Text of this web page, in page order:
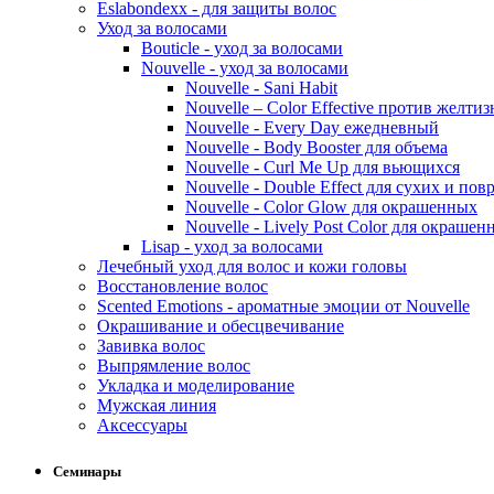
Eslabondexx - для защиты волос
Уход за волосами
Bouticle - уход за волосами
Nouvelle - уход за волосами
Nouvelle - Sani Habit
Nouvelle – Color Effective против
Nouvelle - Every Day ежедневный
Nouvelle - Body Booster для объема
Nouvelle - Curl Me Up для вьющихся
Nouvelle - Double Effect для сухих и
Nouvelle - Color Glow для окрашенных
Nouvelle - Lively Post Color для
Lisap - уход за волосами
Лечебный уход для волос и кожи головы
Восстановление волос
Scented Emotions - ароматные эмоции от Nouvelle
Окрашивание и обесцвечивание
Завивка волос
Выпрямление волос
Укладка и моделирование
Мужская линия
Аксессуары
Семинары